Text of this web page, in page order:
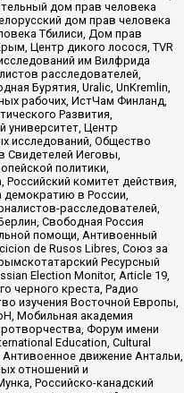
дом прав человека
дом прав человека
Тбилиси, Дом прав
Центр дикого лосося, TVR
им Вилфрида
расследователей,
Бурятия, Uralic, UnKremlin,
рабочих, ИстЧам Финланд,
Развития,
университет, Центр
исследований, Общество
Свидетелей Иеговы,
политики,
комитет действия,
в России,
расследователей,
Свободная Россия
помощи, Антивоенный
de Rusos Libres, Союз за
Ресурсный
Election Monitor, Article 19,
черного креста, Радио
изучения Восточной Европы,
Мобильная академия
Форум имени
Education, Cultural
движение Антальи,
отношений и
Российско-канадский